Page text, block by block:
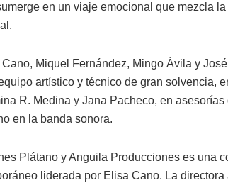
en un viaje emocional que mezcla
Miquel Fernández, Mingo Ávila y
artístico y técnico de gran solvencia,
R. Medina y Jana Pacheco, en
en la banda sonora.
Plátano y Anguila Producciones es una
liderada por Elisa Cano. La directora